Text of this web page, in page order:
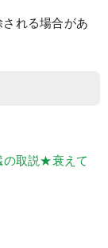
れる場合があ
の取説★衰えて